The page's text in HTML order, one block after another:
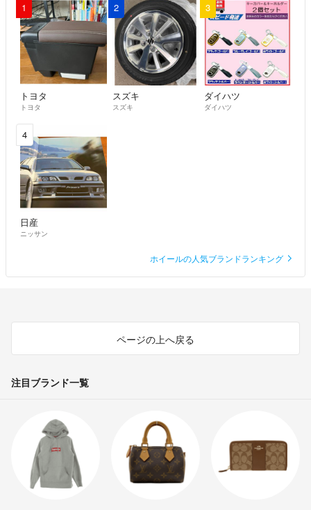
1
トヨタ
トヨタ
2
スズキ
スズキ
3
ダイハツ
ダイハツ
4
日産
ニッサン
ホイールの人気ブランドランキング
ページの上へ戻る
注目ブランド一覧